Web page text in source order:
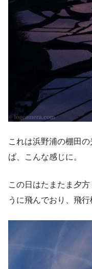
これは浜野浦の棚田
ば、こんな感じに。
この日はたまたま夕
うに飛んでおり、飛